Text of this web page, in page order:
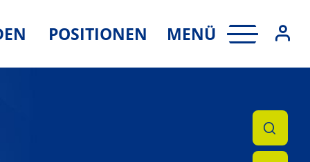
POSITIONEN MENÜ